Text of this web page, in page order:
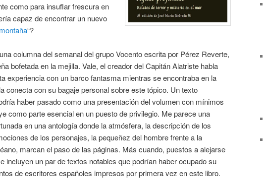
como para insuflar frescura en
capaz de encontrar un nuevo
“?
columna del semanal del grupo Vocento escrita por Pérez Reverte,
bofetada en la mejilla. Vale, el creador del Capitán Alatriste habla
experiencia con un barco fantasma mientras se encontraba en la
conecta con su bagaje personal sobre este tópico. Un texto
haber pasado como una presentación del volumen con mínimos
como parte esencial en un puesto de privilegio. Me parece una
en una antología donde la atmósfera, la descripción de los
de los personajes, la pequeñez del hombre frente a la
marcan el paso de las páginas. Más cuando, puestos a alejarse
incluyen un par de textos notables que podrían haber ocupado su
de escritores españoles impresos por primera vez en este libro.